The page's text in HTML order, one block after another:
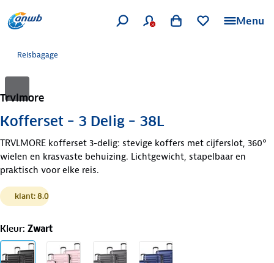
Menu
Reisbagage
Trvlmore
Kofferset – 3 Delig – 38L
TRVLMORE kofferset 3-delig: stevige koffers met cijferslot, 360°
wielen en krasvaste behuizing. Lichtgewicht, stapelbaar en
praktisch voor elke reis.
klant: 8.0
Kleur: Zwart